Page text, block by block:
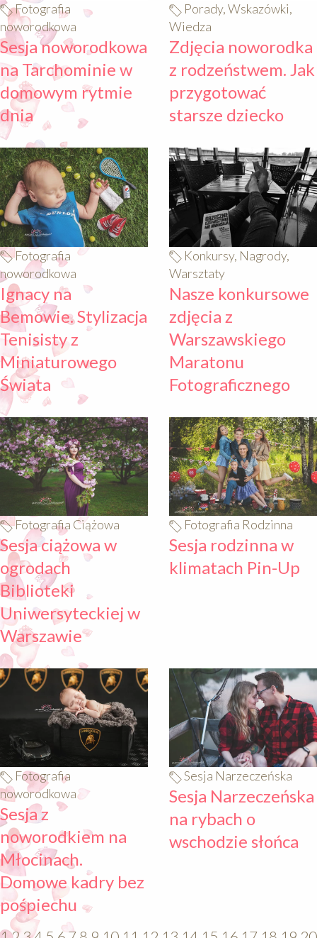
Fotografia
noworodkowa
Sesja noworodkowa
na Tarchominie w
domowym rytmie
dnia
Porady, Wskazówki,
Wiedza
Zdjęcia noworodka
z rodzeństwem. Jak
przygotować
starsze dziecko
640
Fotografia
noworodkowa
Ignacy na
Bemowie. Stylizacja
Tenisisty z
Miniaturowego
Świata
640
Konkursy, Nagrody,
Warsztaty
Nasze konkursowe
zdjęcia z
Warszawskiego
Maratonu
Fotograficznego
640
Fotografia Ciążowa
Sesja ciążowa w
ogrodach
Biblioteki
Uniwersyteckiej w
Warszawie
640
Fotografia Rodzinna
Sesja rodzinna w
klimatach Pin-Up
640
Fotografia
noworodkowa
Sesja z
noworodkiem na
Młocinach.
Domowe kadry bez
pośpiechu
640
Sesja Narzeczeńska
Sesja Narzeczeńska
na rybach o
wschodzie słońca